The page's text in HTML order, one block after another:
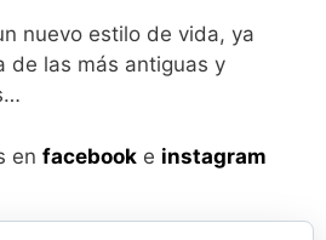
nuevo estilo de vida, ya
de las más antiguas y
en facebook e instagram